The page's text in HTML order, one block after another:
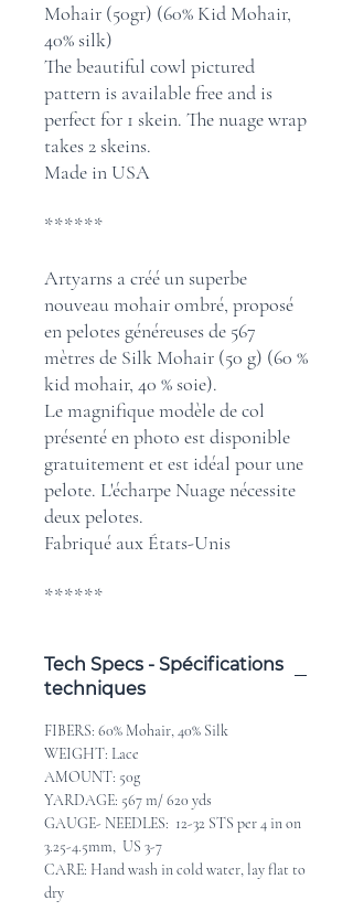
Mohair (50gr) (60% Kid Mohair,
40% silk)
The beautiful cowl pictured
pattern is available free and is
perfect for 1 skein. The nuage wrap
takes 2 skeins.
Made in USA
******
Artyarns a créé un superbe
nouveau mohair ombré, proposé
en pelotes généreuses de 567
mètres de Silk Mohair (50 g) (60 %
kid mohair, 40 % soie).
Le magnifique modèle de col
présenté en photo est disponible
gratuitement et est idéal pour une
pelote. L'écharpe Nuage nécessite
deux pelotes.
Fabriqué aux États-Unis
******
Tech Specs - Spécifications
techniques
FIBERS: 60% Mohair, 40% Silk
WEIGHT: Lace
AMOUNT: 50g
YARDAGE: 567 m/ 620 yds
GAUGE- NEEDLES: 12-32 STS per 4 in on
3.25-4.5mm, US 3-7
CARE: Hand wash in cold water, lay flat to
dry